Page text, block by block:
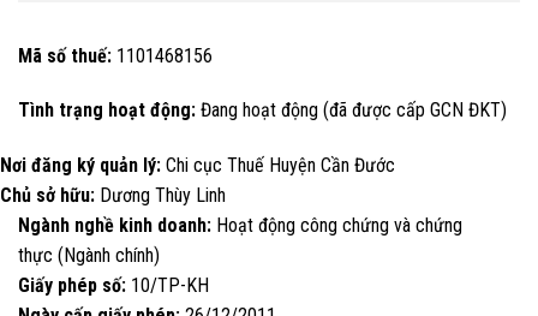
Mã số thuế: 1101468156
Tình trạng hoạt động: Đang hoạt động (đã được cấp GCN ĐKT)
Nơi đăng ký quản lý: Chi cục Thuế Huyện Cần Đước
Chủ sở hữu: Dương Thùy Linh
Ngành nghề kinh doanh: Hoạt động công chứng và chứng
thực (Ngành chính)
Giấy phép số: 10/TP-KH